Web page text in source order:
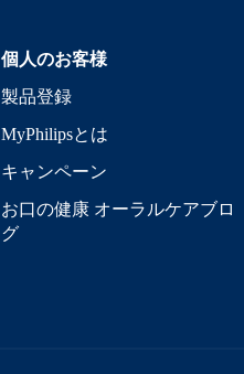
個人のお客様
製品登録
MyPhilipsとは
キャンペーン
お口の健康 オーラルケアブロ
グ